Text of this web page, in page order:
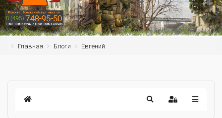
Главная Блоги Евгений